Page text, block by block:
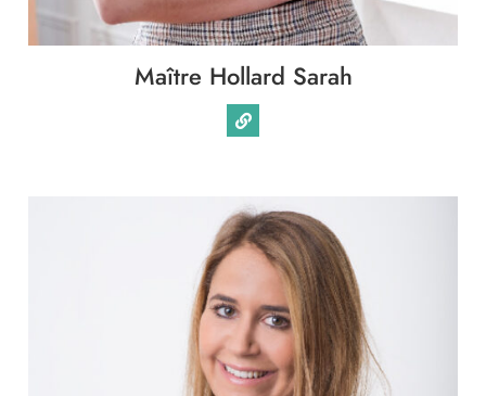
Maître Hollard Sarah